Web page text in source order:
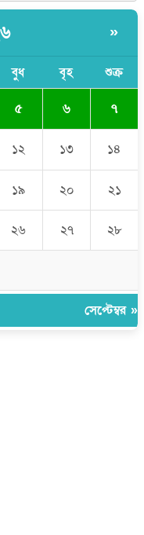
কাছে পাঠাতেন ইসলামী
»
বুধ বৃহ শুক্র
৫ ৬ ৭
১২ ১৩ ১৪
১৯ ২০ ২১
২৬ ২৭ ২৮
সেপ্টেম্বর »